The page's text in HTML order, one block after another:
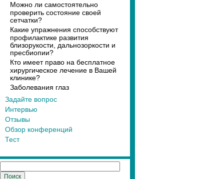
Можно ли самостоятельно
проверить состояние своей
сетчатки?
Какие упражнения способствуют
профилактике развития
близорукости, дальнозоркости и
пресбиопии?
Кто имеет право на бесплатное
хирургическое лечение в Вашей
клинике?
Заболевания глаз
Задайте вопрос
Интервью
Отзывы
Обзор конференций
Тест